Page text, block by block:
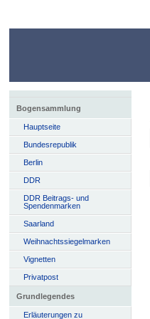
Bogensammlung
Hauptseite
Bundesrepublik
Berlin
DDR
DDR Beitrags- und
Spendenmarken
Saarland
Weihnachtssiegelmarken
Vignetten
Privatpost
Grundlegendes
Erläuterungen zu